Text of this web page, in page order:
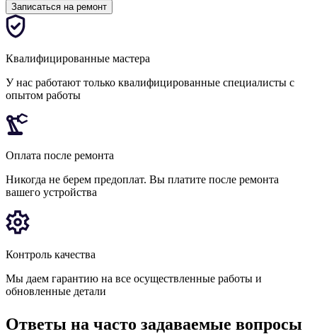
Записаться на ремонт
Квалифицированные мастера
У нас работают только квалифицированные специалисты с
опытом работы
Оплата после ремонта
Никогда не берем предоплат. Вы платите после ремонта
вашего устройства
Контроль качества
Мы даем гарантию на все осуществленные работы и
обновленные детали
Ответы на часто задаваемые вопросы